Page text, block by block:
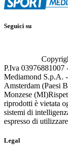
Seguici su
P.Iva
Mediamond S.p.A.
Amsterdam (Paesi
Monzese (MI)
riprodotti è vietata
sistemi di
espresso di
Legal